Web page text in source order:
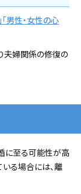
「男性・女性の心
夫婦関係の修復の
に至る可能性が高
る場合には、離